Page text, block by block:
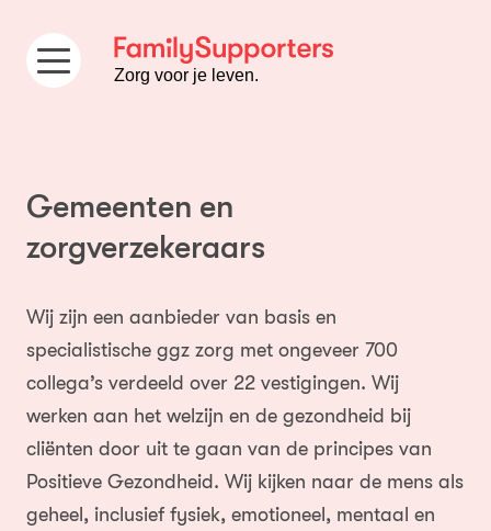
Zorg voor je leven.
Gemeenten en
zorgverzekeraars
Wij zijn een aanbieder van basis en
specialistische ggz zorg met ongeveer 700
collega’s verdeeld over 22 vestigingen. Wij
werken aan het welzijn en de gezondheid bij
cliënten door uit te gaan van de principes van
Positieve Gezondheid. Wij kijken naar de mens als
geheel, inclusief fysiek, emotioneel, mentaal en